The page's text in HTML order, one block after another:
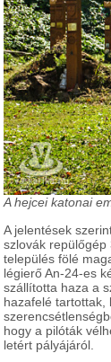
A hejcei katonai
A jelentések
szlovák repülőgép
település fölé
légierő An-24-es
szállította haza a
hazafelé tartottak,
hogy a pilóták
letért pályájáról.